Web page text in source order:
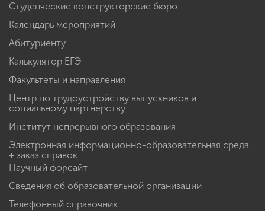
Студенческие конструкторские бюро
Календарь мероприятий
Абитуриенту
Калькулятор ЕГЭ
Факультеты и направления
Центр по трудоустройству выпускников и
социальному партнерству
Институт непрерывного образования
Электронная информационно-образовательная среда
+ заказ справок
Научный форсайт
Сведения об образовательной организации
Телефонный справочник